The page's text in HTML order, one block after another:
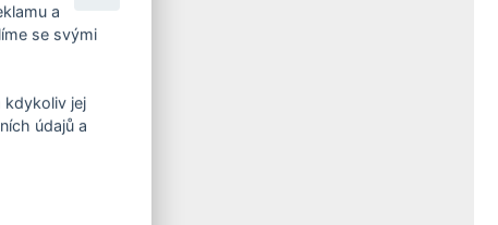
a
se svými
kdykoliv jej
údajů a